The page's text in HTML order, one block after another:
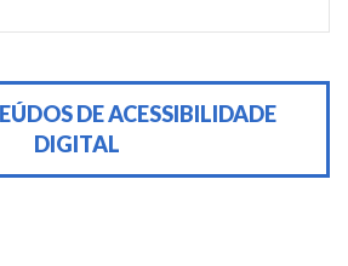
DE ACESSIBILIDADE
DIGITAL